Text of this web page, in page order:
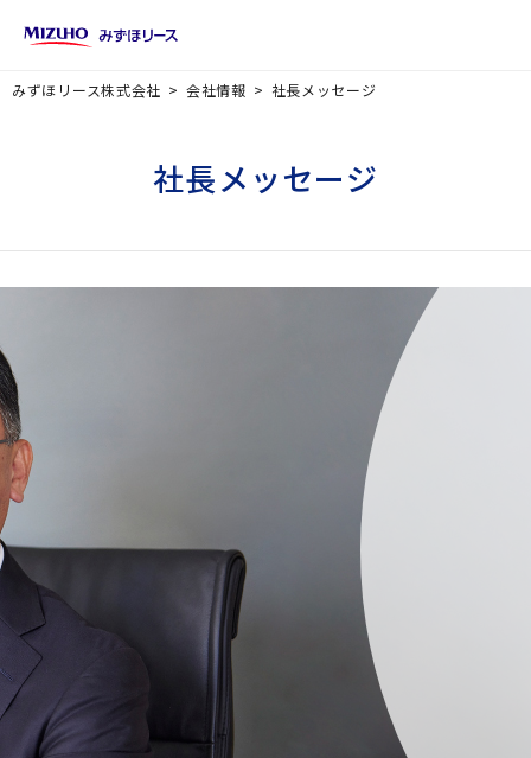
みずほリース株式会社 会社情報 社長メッセージ
社長メッセージ